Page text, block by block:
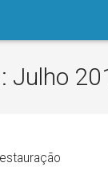
Julho